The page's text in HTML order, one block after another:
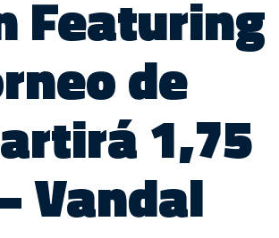
Featuring
de
1,75
Vandal